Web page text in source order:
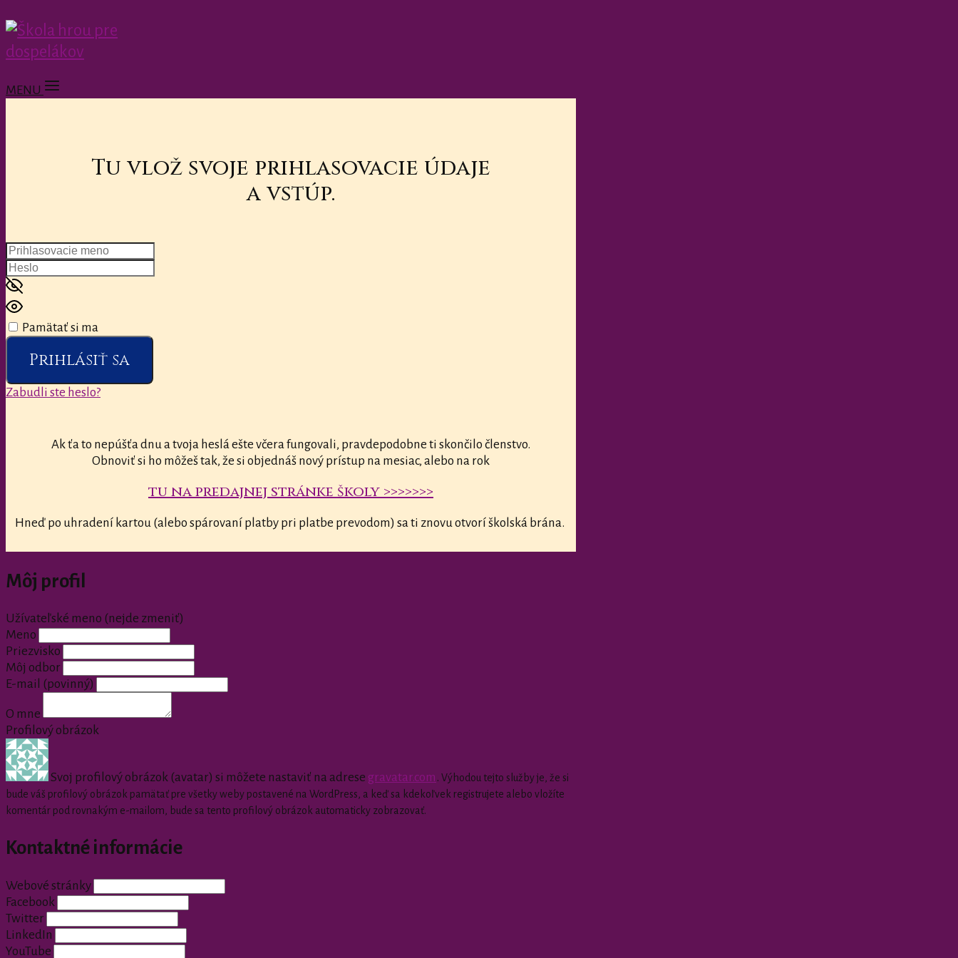
MENU
Tu vlož svoje prihlasovacie údaje
a vstúp.
Pamätať si ma
Prihlásiť sa
Zabudli ste heslo?
Ak ťa to nepúšťa dnu a tvoja heslá ešte včera fungovali, pravdepodobne ti skončilo členstvo.
Obnoviť si ho môžeš tak, že si objednáš nový prístup na mesiac, alebo na rok
tu na predajnej stránke školy >>>>>>>
Hneď po uhradení kartou (alebo spárovaní platby pri platbe prevodom) sa ti znovu otvorí školská brána.
Môj profil
Užívateľské meno (nejde zmeniť)
Meno
Priezvisko
Môj odbor
E-mail
(povinný)
O mne
Profilový obrázok
Svoj profilový obrázok (avatar) si môžete nastaviť na adrese gravatar.com . Výhodou tejto služby je, že si
bude váš profilový obrázok pamätať pre všetky weby postavené na WordPress, a keď sa kdekoľvek registrujete alebo vložíte
komentár pod rovnakým e-mailom, bude sa tento profilový obrázok automaticky zobrazovať.
Kontaktné informácie
Webové stránky
Facebook
Twitter
LinkedIn
YouTube